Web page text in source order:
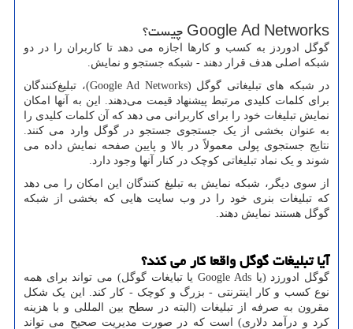
Google Ad Networksچیست؟
گوگل ادوردز به کسب و کارها اجازه می دهد تا کاربران را در دو
شبکه اصلی هدف قرار دهند - شبکه جستجو و نمایش.
در شبکه های تبلیغاتی گوگل (Google Ad Networks)، تبلیغ‌کنندگان
برای کلمات کلیدی مرتبط پیشنهاد قیمت می‌دهند. این به آنها امکان
نمایش تبلیغات خود را برای کاربرانی می دهد که آن کلمات کلیدی را
به عنوان بخشی از یک جستجوی جستجو در گوگل وارد می کنند.
نتایج جستجوی پولی معمولاً در بالا و پایین صفحه نمایش داده می
شوند و یک نماد تبلیغاتی کوچک در کنار آنها وجود دارد.
از سوی دیگر، شبکه نمایش به تبلیغ کنندگان این امکان را می دهد
که تبلیغات بنری خود را در وب سایت هایی که بخشی از شبکه
گوگل هستند نمایش دهند.
آیا تبلیغات گوگل واقعا کار می کند؟
گوگل ادورزد (یاGoogle Adsیا تبایغات گوگل) می تواند برای همه
نوع کسب و کار اینترنتی - بزرگ و کوچک - کار کند. این یک شکل
مقرون به صرفه از تبلیغات (البته در سطح بین المللی و با هزینه
کرد و درآمد دلاری) است که در صورت مدیریت صحیح می تواند